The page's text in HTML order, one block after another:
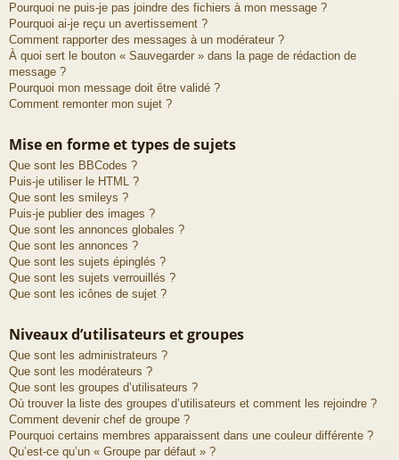
Pourquoi ne puis-je pas joindre des fichiers à mon message ?
Pourquoi ai-je reçu un avertissement ?
Comment rapporter des messages à un modérateur ?
À quoi sert le bouton « Sauvegarder » dans la page de rédaction de
message ?
Pourquoi mon message doit être validé ?
Comment remonter mon sujet ?
Mise en forme et types de sujets
Que sont les BBCodes ?
Puis-je utiliser le HTML ?
Que sont les smileys ?
Puis-je publier des images ?
Que sont les annonces globales ?
Que sont les annonces ?
Que sont les sujets épinglés ?
Que sont les sujets verrouillés ?
Que sont les icônes de sujet ?
Niveaux d’utilisateurs et groupes
Que sont les administrateurs ?
Que sont les modérateurs ?
Que sont les groupes d’utilisateurs ?
Où trouver la liste des groupes d’utilisateurs et comment les rejoindre ?
Comment devenir chef de groupe ?
Pourquoi certains membres apparaissent dans une couleur différente ?
Qu’est-ce qu’un « Groupe par défaut » ?